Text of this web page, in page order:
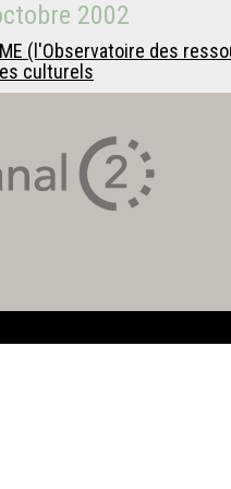
2002
(l'Observatoire des
culturels